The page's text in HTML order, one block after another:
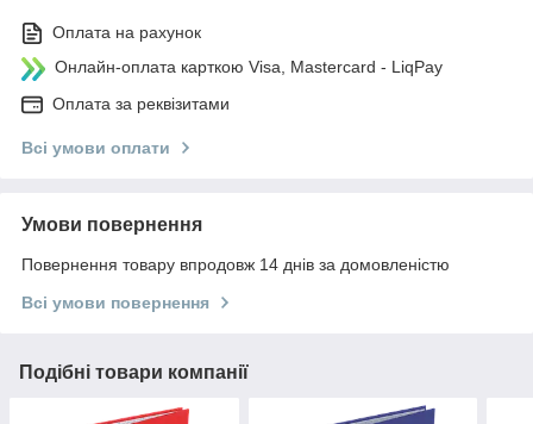
Оплата на рахунок
Онлайн-оплата карткою Visa, Mastercard - LiqPay
Оплата за реквізитами
Всі умови оплати
Умови повернення
Повернення товару впродовж 14 днів за домовленістю
Всі умови повернення
Подібні товари компанії